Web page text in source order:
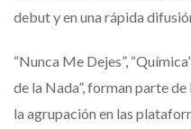
debut y en una rápida
“Nunca Me Dejes”,
de la Nada”, forman parte
la agrupación en las